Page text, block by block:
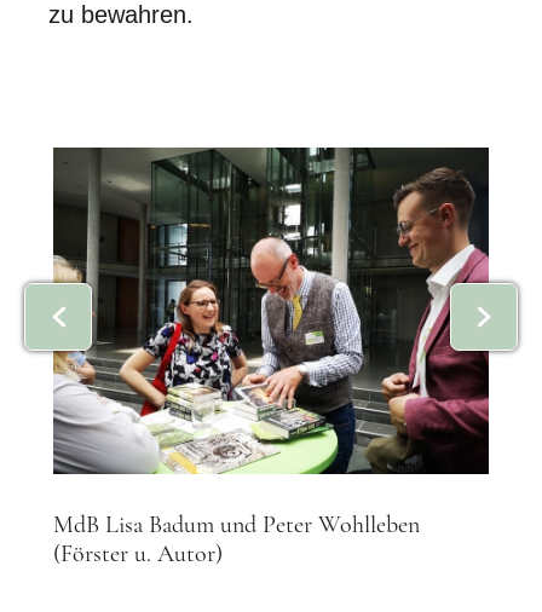
zu bewahren.
MdB Lisa Badum und Peter Wohlleben
(Förster u. Autor)